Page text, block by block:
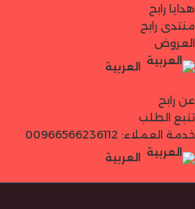
هدايا رابح
منتدى رابح
العروض
العربية
عن رابح
تتبع الطلب
خدمة العملاء: 00966566236112
العربية